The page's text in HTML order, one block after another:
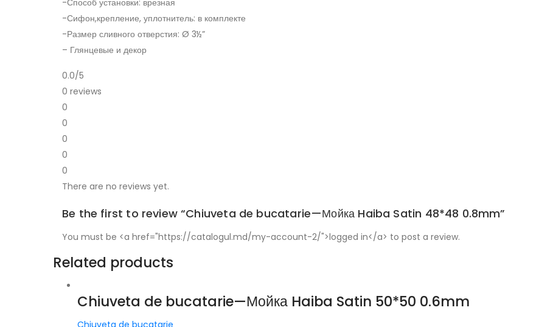
-Сифон,крепление, уплотнитель: в комплекте
-Размер сливного отверстия: Ø 3½”
– Глянцевые и декор
0.0/5
0 reviews
0
0
0
0
0
There are no reviews yet.
Be the first to review “Chiuveta de bucatarie—Мойка Haiba Satin 48*48 0.8mm”
You must be <a href="https://catalogul.md/my-account-2/">logged in</a> to post a review.
Related products
Chiuveta de bucatarie—Мойка Haiba Satin 50*50 0.6mm